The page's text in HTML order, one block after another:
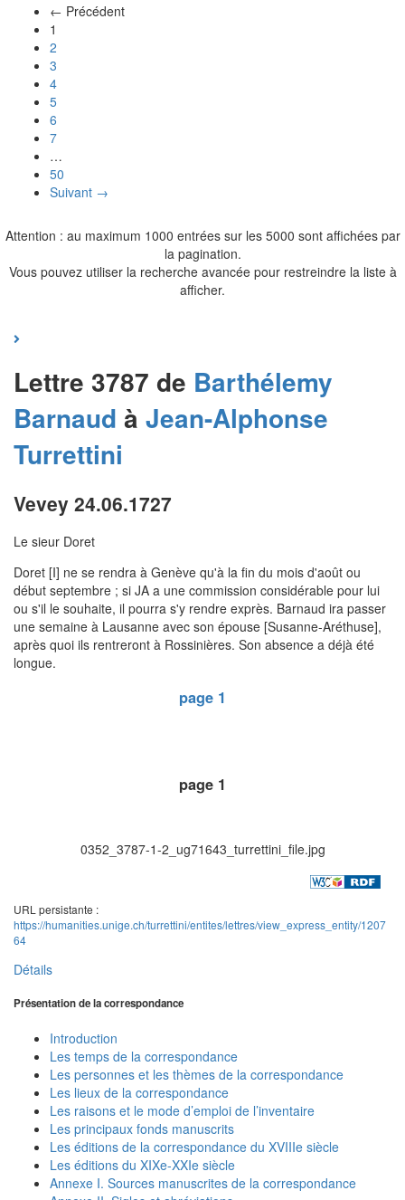
← Précédent
1
2
3
4
5
6
7
…
50
Suivant →
Attention : au maximum 1000 entrées sur les 5000 sont affichées par
la pagination.
Vous pouvez utiliser la recherche avancée pour restreindre la liste à
afficher.
Lettre 3787 de Barthélemy
Barnaud à Jean-Alphonse
Turrettini
Vevey 24.06.1727
Le sieur Doret
Doret [I] ne se rendra à Genève qu'à la fin du mois d'août ou
début septembre ; si JA a une commission considérable pour lui
ou s'il le souhaite, il pourra s'y rendre exprès. Barnaud ira passer
une semaine à Lausanne avec son épouse [Susanne-Aréthuse],
après quoi ils rentreront à Rossinières. Son absence a déjà été
longue.
page 1
page 1
0352_3787-1-2_ug71643_turrettini_file.jpg
URL persistante :
https://humanities.unige.ch/turrettini/entites/lettres/view_express_entity/1207
64
Détails
Présentation de la correspondance
Introduction
Les temps de la correspondance
Les personnes et les thèmes de la correspondance
Les lieux de la correspondance
Les raisons et le mode d’emploi de l’inventaire
Les principaux fonds manuscrits
Les éditions de la correspondance du XVIIIe siècle
Les éditions du XIXe-XXIe siècle
Annexe I. Sources manuscrites de la correspondance